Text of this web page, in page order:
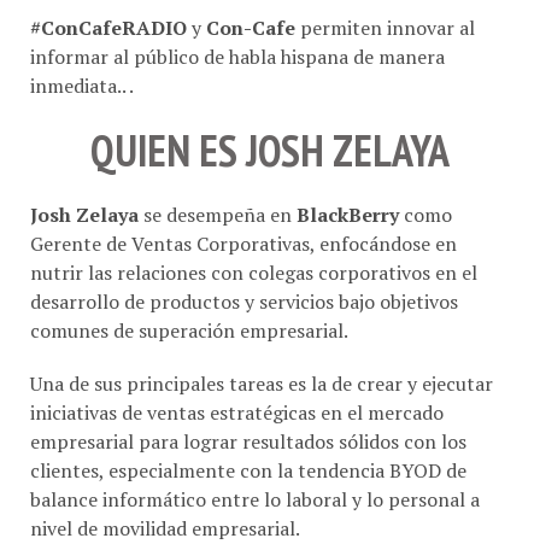
#ConCafeRADIOy Con-Cafe permiten innovar al
informar al público de habla hispana de manera
inmediata.. .
QUIEN ES JOSH ZELAYA
Josh Zelaya se desempeña enBlackBerrycomo
Gerente de Ventas Corporativas, enfocándose en
nutrir las relaciones con colegas corporativos en el
desarrollo de productos y servicios bajo objetivos
comunes de superación empresarial.
Una de sus principales tareas es la de crear y ejecutar
iniciativas de ventas estratégicas en el mercado
empresarial para lograr resultados sólidos con los
clientes, especialmente con la tendencia BYOD de
balance informático entre lo laboral y lo personal a
nivel de movilidad empresarial.